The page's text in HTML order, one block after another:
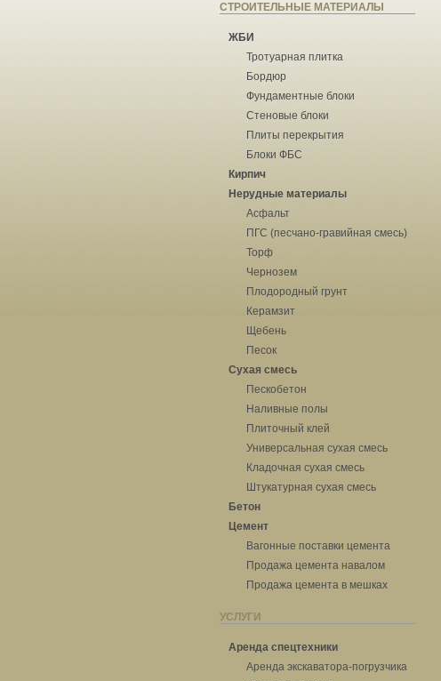
СТРОИТЕЛЬНЫЕ МАТЕРИАЛЫ
ЖБИ
Тротуарная плитка
Бордюр
Фундаментные блоки
Стеновые блоки
Плиты перекрытия
Блоки ФБС
Кирпич
Нерудные материалы
Асфальт
ПГС (песчано-гравийная смесь)
Торф
Чернозем
Плодородный грунт
Керамзит
Щебень
Песок
Сухая смесь
Пескобетон
Наливные полы
Плиточный клей
Универсальная сухая смесь
Кладочная сухая смесь
Штукатурная сухая смесь
Бетон
Цемент
Вагонные поставки цемента
Продажа цемента навалом
Продажа цемента в мешках
УСЛУГИ
Аренда спецтехники
Аренда экскаватора-погрузчика